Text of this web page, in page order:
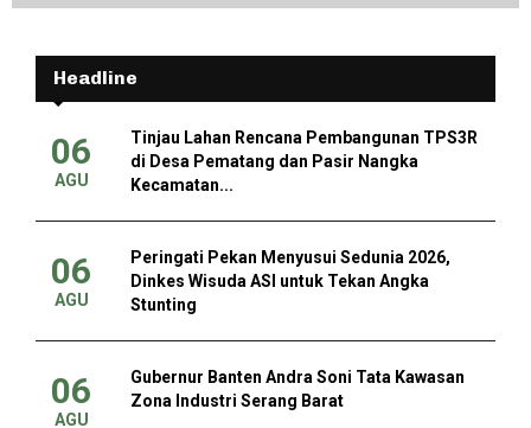
Headline
06
AGU
Tinjau Lahan Rencana Pembangunan TPS3R
di Desa Pematang dan Pasir Nangka
Kecamatan...
06
AGU
Peringati Pekan Menyusui Sedunia 2026,
Dinkes Wisuda ASI untuk Tekan Angka
Stunting
06
AGU
Gubernur Banten Andra Soni Tata Kawasan
Zona Industri Serang Barat